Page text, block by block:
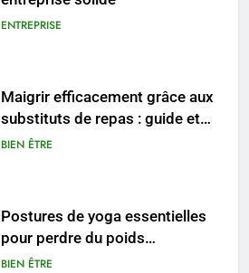
ENTREPRISE
Maigrir efficacement grâce aux
substituts de repas : guide et
conseils pratiques
BIEN ÊTRE
Postures de yoga essentielles
pour perdre du poids
rapidement et durable
BIEN ÊTRE